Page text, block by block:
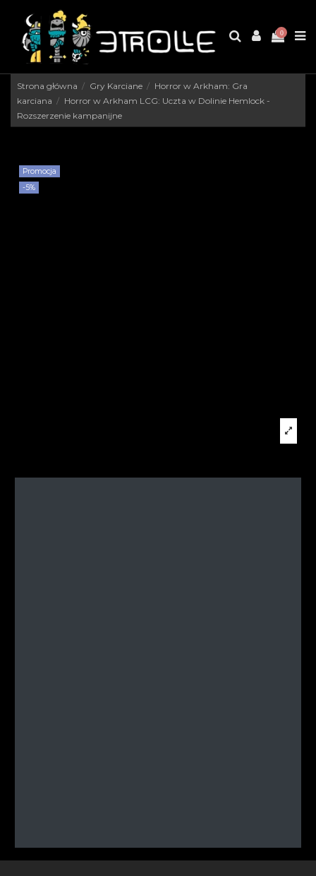
0
Strona główna Gry Karciane
Horror w Arkham: Gra
karciana
Horror w Arkham LCG: Uczta w Dolinie Hemlock -
Rozszerzenie kampanijne
Promocja
-5%